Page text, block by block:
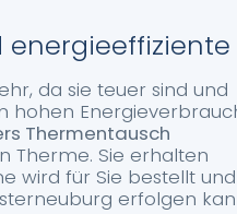
da sie teuer sind und
hohen
Thermentausch
Therme. Sie erhalten
wird für Sie bestellt und
erfolgen